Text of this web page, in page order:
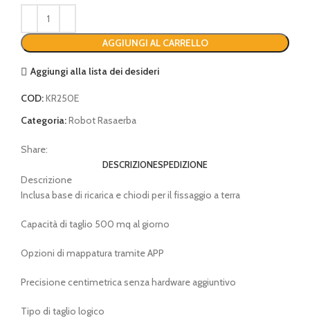
AGGIUNGI AL CARRELLO
Aggiungi alla lista dei desideri
COD:KR250E
Categoria:Robot Rasaerba
Share:
DESCRIZIONESPEDIZIONE
Descrizione
Inclusa base di ricarica e chiodi per il fissaggio a terra
Capacità di taglio 500 mq al giorno
Opzioni di mappatura tramite APP
Precisione centimetrica senza hardware aggiuntivo
Tipo di taglio logico